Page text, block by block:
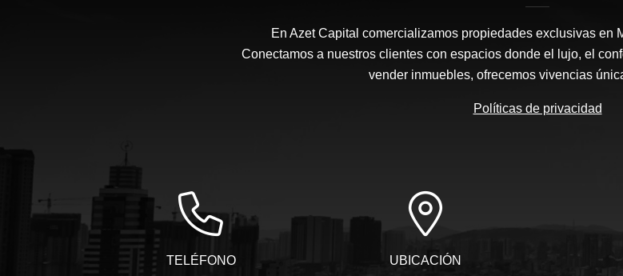
En Azet Capital comercializamos propiedades exclusivas en
Conectamos a nuestros clientes con espacios donde el lujo, el
vender inmuebles, ofrecemos vivencias
Políticas de privacidad
TELÉFONO UBICACIÓN